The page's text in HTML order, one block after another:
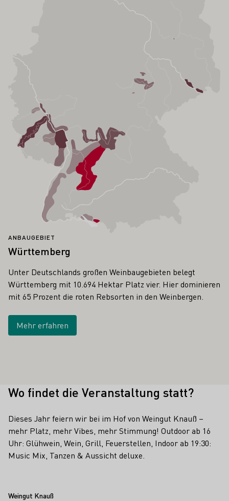
ANBAUGEBIET
Württemberg
Unter Deutschlands großen Weinbaugebieten belegt
Württemberg mit 10.694 Hektar Platz vier. Hier dominieren
mit 65 Prozent die roten Rebsorten in den Weinbergen.
Mehr erfahren
Wo findet die Veranstaltung statt?
Dieses Jahr feiern wir bei im Hof von Weingut Knauß –
mehr Platz, mehr Vibes, mehr Stimmung! Outdoor ab 16
Uhr: Glühwein, Wein, Grill, Feuerstellen, Indoor ab 19:30:
Music Mix, Tanzen & Aussicht deluxe.
Weingut Knauß